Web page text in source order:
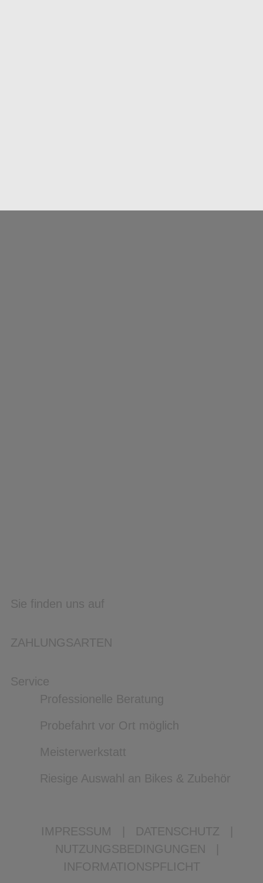
Sie finden uns auf
ZAHLUNGSARTEN
Service
Professionelle Beratung
Probefahrt vor Ort möglich
Meisterwerkstatt
Riesige Auswahl an Bikes & Zubehör
IMPRESSUM DATENSCHUTZ
NUTZUNGSBEDINGUNGEN
INFORMATIONSPFLICHT